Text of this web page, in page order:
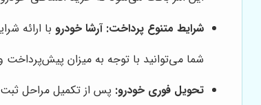
شرایط متنوع پرداخت: آرشا خودرو با ارائه
شما می‌توانید با توجه به میزان پیش‌پرداخت
تحویل فوری خودرو: پس از تکمیل مراحل